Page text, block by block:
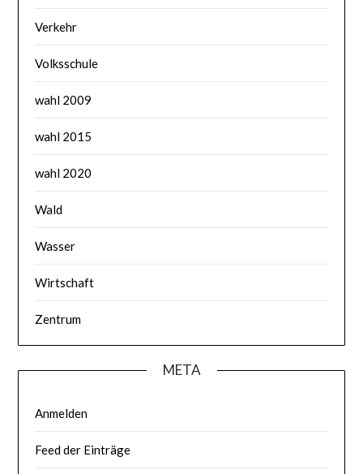
Verkehr
Volksschule
wahl 2009
wahl 2015
wahl 2020
Wald
Wasser
Wirtschaft
Zentrum
META
Anmelden
Feed der Einträge